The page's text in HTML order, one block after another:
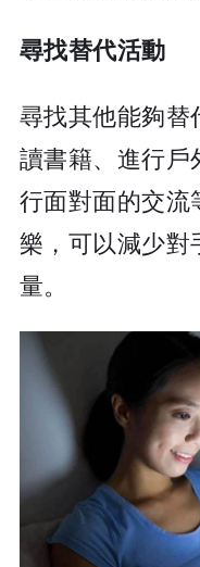
尋找替代活動
尋找其他能夠替
讀書籍、進行戶
行面對面的交流
樂，可以減少對
量。